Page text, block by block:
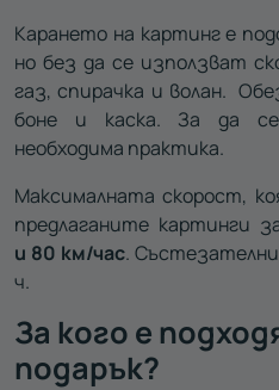
Карането на картинг е
но без да се използват
газ, спирачка и волан.
боне и каска. За да
необходима практика.
Максималната скорост,
предлаганите картинги
и 80 км/час.
ч.
За кого е
подарък?